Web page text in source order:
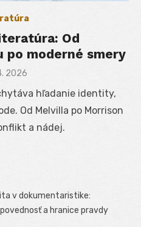
Od
po moderné smery
2026
hľadanie identity,
Od Melvilla po Morrison
a nádej.
v dokumentaristike:
a hranice pravdy